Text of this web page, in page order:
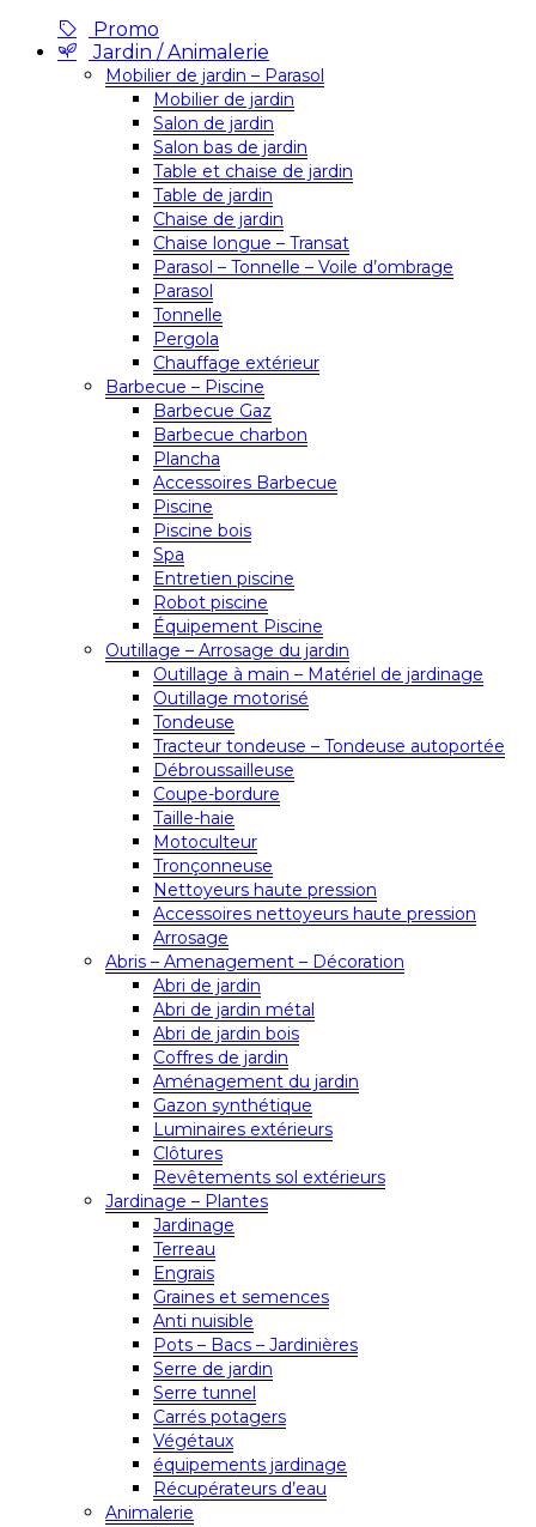
Promo
Jardin / Animalerie
Mobilier de jardin – Parasol
Mobilier de jardin
Salon de jardin
Salon bas de jardin
Table et chaise de jardin
Table de jardin
Chaise de jardin
Chaise longue – Transat
Parasol – Tonnelle – Voile d’ombrage
Parasol
Tonnelle
Pergola
Chauffage extérieur
Barbecue – Piscine
Barbecue Gaz
Barbecue charbon
Plancha
Accessoires Barbecue
Piscine
Piscine bois
Spa
Entretien piscine
Robot piscine
Équipement Piscine
Outillage – Arrosage du jardin
Outillage à main – Matériel de jardinage
Outillage motorisé
Tondeuse
Tracteur tondeuse – Tondeuse autoportée
Débroussailleuse
Coupe-bordure
Taille-haie
Motoculteur
Tronçonneuse
Nettoyeurs haute pression
Accessoires nettoyeurs haute pression
Arrosage
Abris – Amenagement – Décoration
Abri de jardin
Abri de jardin métal
Abri de jardin bois
Coffres de jardin
Aménagement du jardin
Gazon synthétique
Luminaires extérieurs
Clôtures
Revêtements sol extérieurs
Jardinage – Plantes
Jardinage
Terreau
Engrais
Graines et semences
Anti nuisible
Pots – Bacs – Jardinières
Serre de jardin
Serre tunnel
Carrés potagers
Végétaux
équipements jardinage
Récupérateurs d’eau
Animalerie